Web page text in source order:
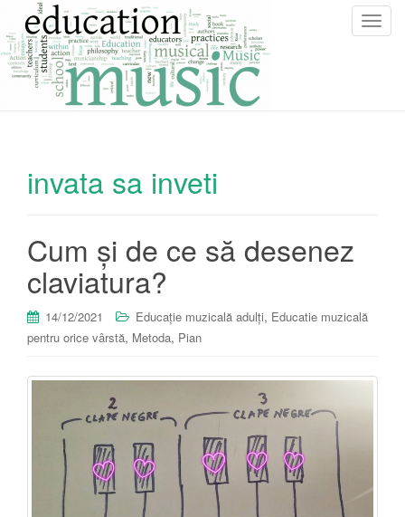
T
invata sa inveti
Cum și de ce să desenez
claviatura?
14/12/2021 Educație muzicală adulți, Educatie muzicală
pentru orice vârstă, Metoda, Pian